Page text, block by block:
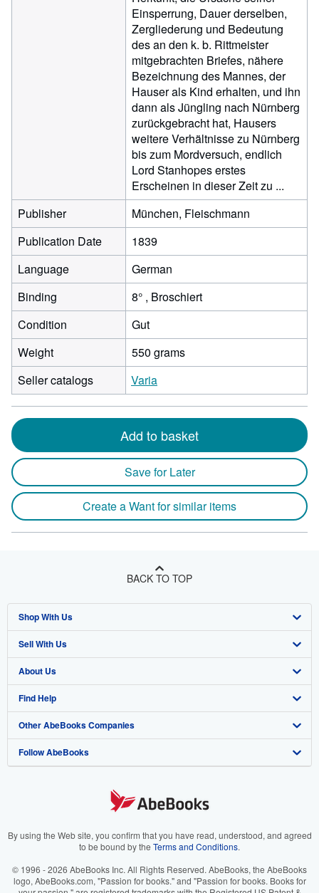
Einsperrung, Dauer derselben,
Zergliederung und Bedeutung
des an den k. b. Rittmeister
mitgebrachten Briefes, nähere
Bezeichnung des Mannes, der
Hauser als Kind erhalten, und ihn
dann als Jüngling nach Nürnberg
zurückgebracht hat, Hausers
weitere Verhältnisse zu Nürnberg
bis zum Mordversuch, endlich
Lord Stanhopes erstes
Erscheinen in dieser Zeit zu ...
Publisher
München, Fleischmann
Publication Date
1839
Language
German
Binding
8° , Broschiert
Condition
Gut
Weight
550 grams
Seller catalogs
Varia
Add to basket
Save for Later
Create a Want for similar items
BACK TO TOP
Shop With Us
Advanced Search
Browse Collections
My Account
My Orders
View Basket
Sell With Us
Start Selling
Join Our Affiliate Program
Book Buyback
Refer a seller
About Us
About AbeBooks
Media
Careers
Your Ads Privacy Choices
Accessibility
Find Help
Help
Customer Support
Other AbeBooks Companies
AbeBooks.co.uk
AbeBooks.it
AbeBooks.ca
Follow AbeBooks
By using the Web site, you confirm that you have read, understood, and agreed
to be bound by the Terms and Conditions.
© 1996 - 2026 AbeBooks Inc. All Rights Reserved. AbeBooks, the AbeBooks
logo, AbeBooks.com, "Passion for books." and "Passion for books. Books for